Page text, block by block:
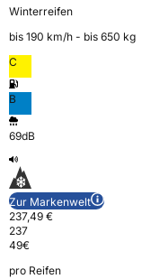
Winterreifen
bis 190 km⁠/⁠h - bis 650 kg
C
B
69dB
Zur Markenwelt
237,49 €
237
49€
pro Reifen